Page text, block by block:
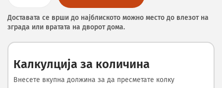
Доставата се врши до најблиското можно место до влезот на
зграда или вратата на дворот дома.
Калкулција за количина
Внесете вкупна должина за да пресметате колку